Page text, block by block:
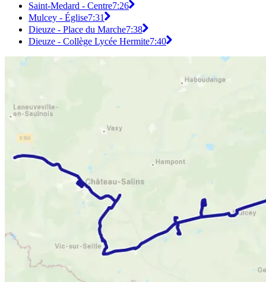
Saint-Medard - Centre7:26
Mulcey - Église7:31
Dieuze - Place du Marche7:38
Dieuze - Collège Lycée Hermite7:40